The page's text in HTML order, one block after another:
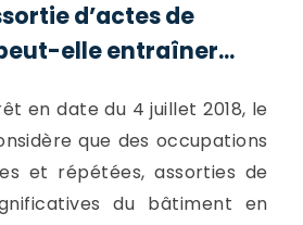
d’actes de
elle entraîner...
en date du 4 juillet 2018, le
que des occupations
et répétées, assorties de
du bâtiment en